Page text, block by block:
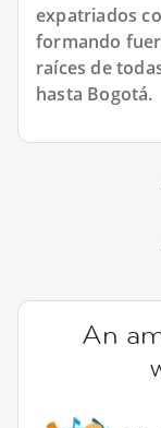
expatriados
formando
raíces de
hasta Bogotá.
An